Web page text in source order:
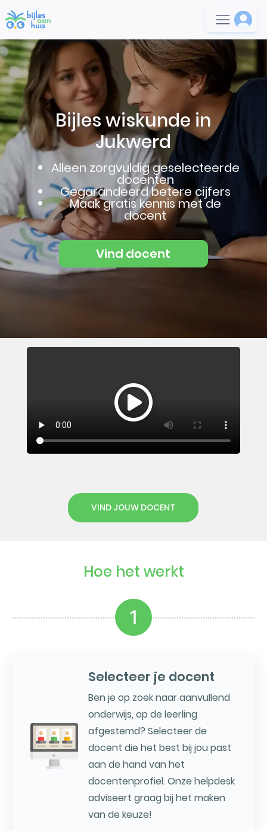
Bijles wiskunde in
Jukwerd
Alleen zorgvuldig geselecteerde
docenten
Gegarandeerd betere cijfers
Maak gratis kennis met de
docent
Vind docent
VIND JOUW DOCENT
Hoe het werkt
1
Selecteer je docent
Ben je op zoek naar aanvullend
onderwijs, op de leerling
afgestemd? Selecteer de
docent die het best bij jou past
aan de hand van het
docentenprofiel. Onze helpdesk
adviseert graag bij het maken
van de keuze!